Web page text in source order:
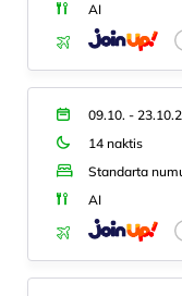
AI
09.10. -
14 naktis
Standarta
AI